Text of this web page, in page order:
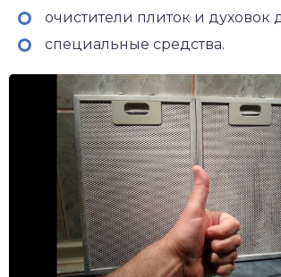
очистители плиток и духовок
специальные средства.